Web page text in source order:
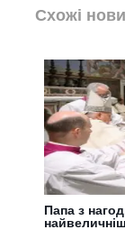
Схожі
Папа з